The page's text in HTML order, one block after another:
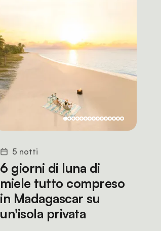
5 notti
6 giorni di luna di
miele tutto compreso
in Madagascar su
un'isola privata